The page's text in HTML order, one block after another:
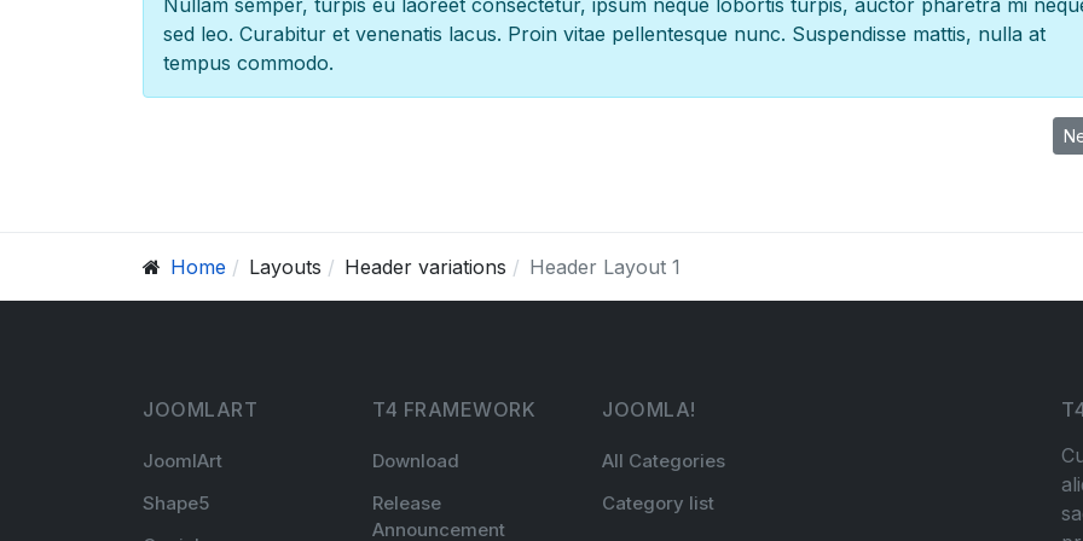
Nullam semper, turpis eu laoreet consectetur, ipsum neque lobortis turpis, auctor pharetra mi
sed leo. Curabitur et venenatis lacus. Proin vitae pellentesque nunc. Suspendisse mattis, nulla at
tempus commodo.
Home Layouts Header variations Header Layout 1
JOOMLART
JoomlArt
Shape5
T4 FRAMEWORK
Download
Release
Announcement
JOOMLA!
All Categories
Category list